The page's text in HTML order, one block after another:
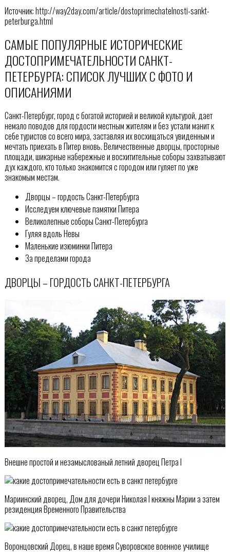
Источник: http://way2day.com/article/dostoprimechatelnosti-sankt-
peterburga.html
САМЫЕ ПОПУЛЯРНЫЕ ИСТОРИЧЕСКИЕ
ДОСТОПРИМЕЧАТЕЛЬНОСТИ САНКТ-
ПЕТЕРБУРГА: СПИСОК ЛУЧШИХ С ФОТО И
ОПИСАНИЯМИ
Санкт-Петербург, город с богатой историей и великой культурой, дает
немало поводов для гордости местным жителям и без устали манит к
себе туристов со всего мира, заставляя их восхищаться увиденным и
мечтать приехать в Питер вновь. Величественные дворцы, просторные
площади, шикарные набережные и восхитительные соборы захватывают
дух каждого, кто только знакомится с городом или гуляет по уже
знакомым местам.
Дворцы – гордость Санкт-Петербурга
Исследуем ключевые памятки Питера
Великолепные соборы Санкт-Петербурга
Гуляя вдоль Невы
Маленькие изюминки Питера
За пределами города
ДВОРЦЫ – ГОРДОСТЬ САНКТ-ПЕТЕРБУРГА
Внешне простой и незамыслованый летний дворец Петра I
Мариинский дворец, Дом для дочери Николая I княжны Марии а затем
резиденция Временного Правительства
Воронцовский Дорец, в наше время Суворовское военное училище